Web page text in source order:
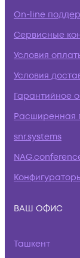
On-line
Сервисные
Условия
Условия
Гарантийное
Расширенная
snr.systems
ВАШ ОФИС
Ташкент